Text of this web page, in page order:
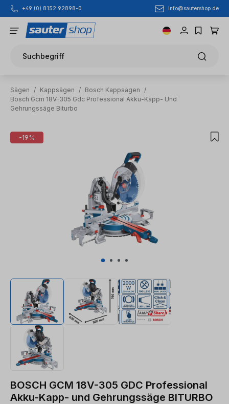
Zum Hauptinhalt springen
+49 (0) 8152 92898-0 info@sautershop.de
Suchbegriff
Sägen / Kappsägen / Bosch Kappsägen
/
Bosch Gcm 18V-305 Gdc Professional Akku-Kapp- Und
Gehrungssäge Biturbo
Bildergalerie überspringen
-19%
BOSCH GCM 18V-305 GDC Professional
Akku-Kapp- und Gehrungssäge BITURBO